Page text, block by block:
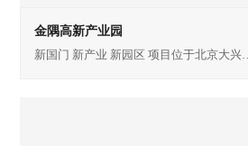
金隅高新产业园
新国门 新产业 新园区 项目位于北京大兴…